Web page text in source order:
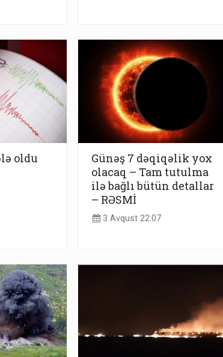
oldu
Günəş 7 dəqiqəlik yox
olacaq – Tam tutulma
ilə bağlı bütün detallar
– RƏSMİ
3 Avqust 22:07